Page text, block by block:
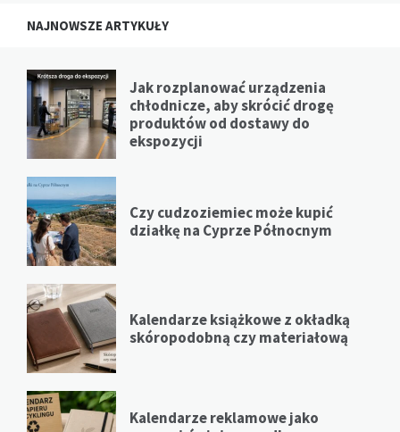
NAJNOWSZE ARTYKUŁY
Jak rozplanować urządzenia
chłodnicze, aby skrócić drogę
produktów od dostawy do
ekspozycji
Czy cudzoziemiec może kupić
działkę na Cyprze Północnym
Kalendarze książkowe z okładką
skóropodobną czy materiałową
Kalendarze reklamowe jako